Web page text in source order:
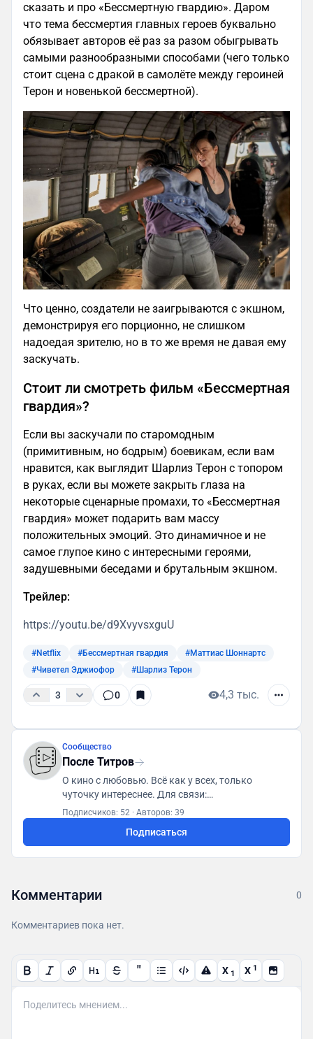
сказать и про «Бессмертную гвардию». Даром
что тема бессмертия главных героев буквально
обязывает авторов её раз за разом обыгрывать
самыми разнообразными способами (чего только
стоит сцена с дракой в самолёте между героиней
Терон и новенькой бессмертной).
Что ценно, создатели не заигрываются с экшном,
демонстрируя его порционно, не слишком
надоедая зрителю, но в то же время не давая ему
заскучать.
Стоит ли смотреть фильм «Бессмертная
гвардия»?
Если вы заскучали по старомодным
(примитивным, но бодрым) боевикам, если вам
нравится, как выглядит Шарлиз Терон с топором
в руках, если вы можете закрыть глаза на
некоторые сценарные промахи, то «Бессмертная
гвардия» может подарить вам массу
положительных эмоций. Это динамичное и не
самое глупое кино с интересными героями,
задушевными беседами и брутальным экшном.
Трейлер:
https://youtu.be/d9XvyvsxguU
#Netflix #Бессмертная гвардия
#Маттиас Шоннартс
#Чиветел Эджиофор
#Шарлиз Терон
3 0 4,3 тыс.
Сообщество
После Титров
О кино с любовью. Всё как у всех, только
чуточку интереснее. Для связи:
posletitrov@yandex.ru
Подписчиков: 52 · Авторов: 39
Подписаться
Комментарии 0
Комментариев пока нет.
" X 1 X 1